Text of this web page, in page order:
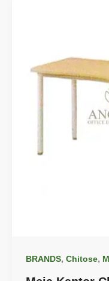
BRANDS, Chitose,